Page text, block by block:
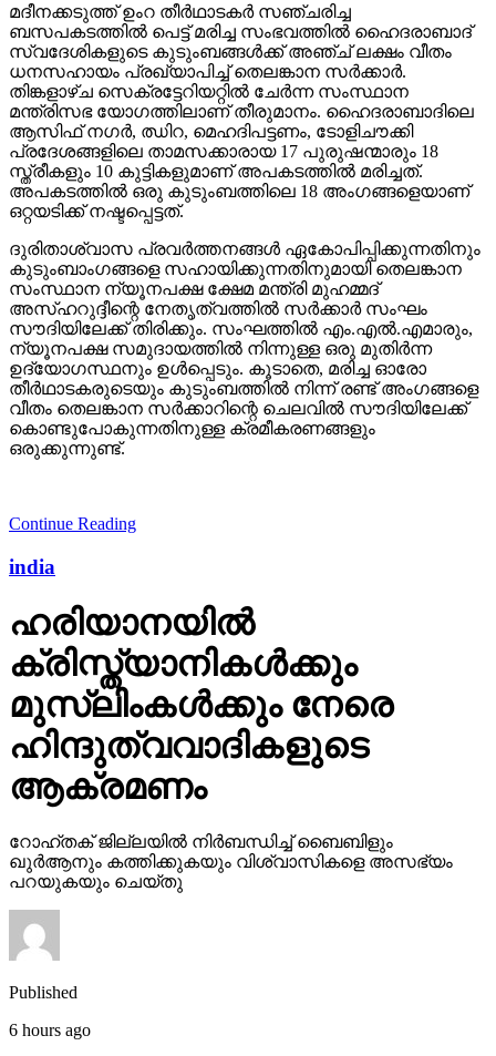
മദീനക്കടുത്ത് ഉംറ തീര്‍ഥാടകര്‍ സഞ്ചരിച്ച
ബസപകടത്തില്‍ പെട്ട് മരിച്ച സംഭവത്തില്‍ ഹൈദരാബാദ്
സ്വദേശികളുടെ കുടുംബങ്ങള്‍ക്ക് അഞ്ച് ലക്ഷം വീതം
ധനസഹായം പ്രഖ്യാപിച്ച് തെലങ്കാന സര്‍ക്കാര്‍.
തിങ്കളാഴ്ച സെക്രട്ടേറിയറ്റില്‍ ചേര്‍ന്ന സംസ്ഥാന
മന്ത്രിസഭ യോഗത്തിലാണ് തീരുമാനം. ഹൈദരാബാദിലെ
ആസിഫ് നഗര്‍, ഝിറ, മെഹദിപട്ടണം, ടോളിചൗക്കി
പ്രദേശങ്ങളിലെ താമസക്കാരായ 17 പുരുഷന്മാരും 18
സ്ത്രീകളും 10 കുട്ടികളുമാണ് അപകടത്തില്‍ മരിച്ചത്.
അപകടത്തില്‍ ഒരു കുടുംബത്തിലെ 18 അംഗങ്ങളെയാണ്
ഒറ്റയടിക്ക് നഷ്ടപ്പെട്ടത്.
ദുരിതാശ്വാസ പ്രവര്‍ത്തനങ്ങള്‍ ഏകോപിപ്പിക്കുന്നതിനും
കുടുംബാംഗങ്ങളെ സഹായിക്കുന്നതിനുമായി തെലങ്കാന
സംസ്ഥാന ന്യൂനപക്ഷ ക്ഷേമ മന്ത്രി മുഹമ്മദ്
അസ്ഹറുദ്ദീന്റെ നേതൃത്വത്തില്‍ സര്‍ക്കാര്‍ സംഘം
സൗദിയിലേക്ക് തിരിക്കും. സംഘത്തില്‍ എം.എല്‍.എമാരും,
ന്യൂനപക്ഷ സമുദായത്തില്‍ നിന്നുള്ള ഒരു മുതിര്‍ന്ന
ഉദ്യോഗസ്ഥനും ഉള്‍പ്പെടും. കൂടാതെ, മരിച്ച ഓരോ
തീര്‍ഥാടകരുടെയും കുടുംബത്തില്‍ നിന്ന് രണ്ട് അംഗങ്ങളെ
വീതം തെലങ്കാന സര്‍ക്കാറിന്റെ ചെലവില്‍ സൗദിയിലേക്ക്
കൊണ്ടുപോകുന്നതിനുള്ള ക്രമീകരണങ്ങളും
ഒരുക്കുന്നുണ്ട്.
Continue Reading
india
ഹരിയാനയില്‍
ക്രിസ്ത്യാനികള്‍ക്കും
മുസ്‌ലിംകള്‍ക്കും നേരെ
ഹിന്ദുത്വവാദികളുടെ
ആക്രമണം
റോഹ്തക് ജില്ലയില്‍ നിര്‍ബന്ധിച്ച് ബൈബിളും
ഖുര്‍ആനും കത്തിക്കുകയും വിശ്വാസികളെ അസഭ്യം
പറയുകയും ചെയ്തു
Published
6 hours ago